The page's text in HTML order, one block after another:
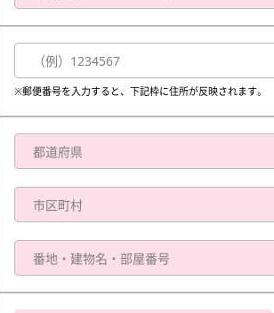
※郵便番号を入力すると、下記枠に住所が反映されます。